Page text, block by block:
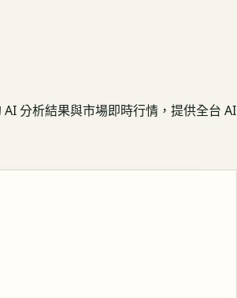
分析結果與市場即時行情，提供全台 AI